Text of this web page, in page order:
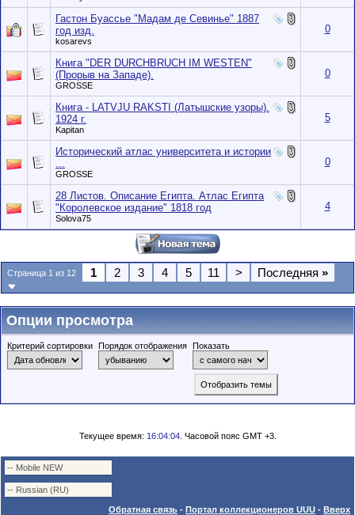
Гастон Буассье "Мадам де Севинье" 1887
год изд.
kosarevs
0
Книга "DER DURCHBRUCH IM WESTEN"
(Прорыв на Западе).
GROSSE
0
Книга - LATVJU RAKSTI (Латышские узоры).
1924 г.
Kapitan
5
Исторический атлас университета и истории
...
GROSSE
0
28 Листов. Описание Египта. Атлас Египта
"Королевское издание" 1818 год
Solova75
4
Страница 1 из 12 1 2 3 4 5 11 > Последняя »
Опции просмотра
Критерий сортировки Порядок отображения Показать
Текущее время: 16:04:04. Часовой пояс GMT +3.
Обратная связь - Портал коллекционеров UUU - Вверх